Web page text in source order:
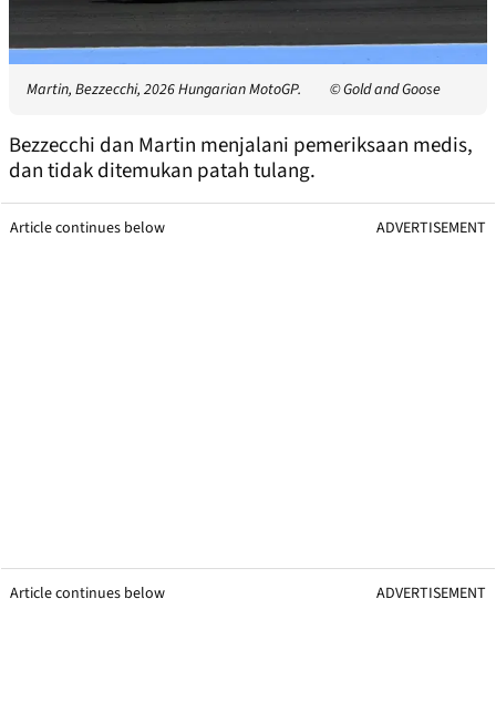
Martin, Bezzecchi, 2026 Hungarian MotoGP. © Gold and Goose
Bezzecchi dan Martin menjalani pemeriksaan medis,
dan tidak ditemukan patah tulang.
Article continues below ADVERTISEMENT
Article continues below ADVERTISEMENT